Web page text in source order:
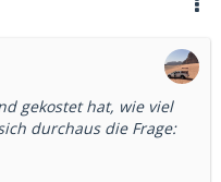
gekostet hat, wie viel
durchaus die Frage: